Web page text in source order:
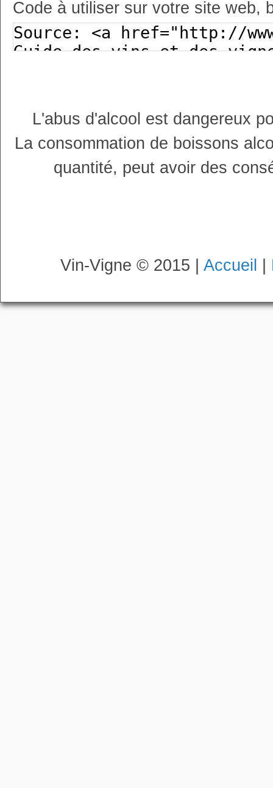
Code à utiliser sur votre site web,
L'abus d'alcool est dangereux
La consommation de boissons
quantité, peut avoir des
Vin-Vigne © 2015 | Accueil